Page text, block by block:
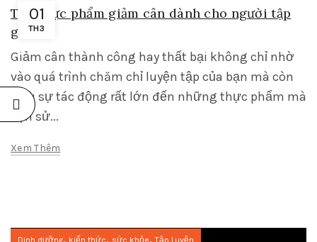
01
TH3
Top thực phẩm giảm cân dành cho người tập
gym
Giảm cân thành công hay thất bại không chỉ nhờ
vào quá trình chăm chỉ luyện tập của bạn mà còn
chịu sự tác động rất lớn đến những thực phẩm mà
bạn sử...
Xem Thêm
, , ,